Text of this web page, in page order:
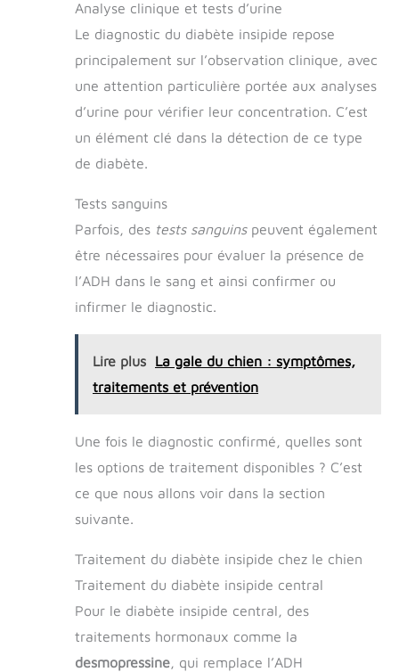
Analyse clinique et tests d’urine
Le diagnostic du diabète insipide repose
principalement sur l’observation clinique, avec
une attention particulière portée aux analyses
d’urine pour vérifier leur concentration. C’est
un élément clé dans la détection de ce type
de diabète.
Tests sanguins
Parfois, des tests sanguinspeuvent également
être nécessaires pour évaluer la présence de
l’ADH dans le sang et ainsi confirmer ou
infirmer le diagnostic.
Lire plus
La gale du chien : symptômes,
traitements et prévention
Une fois le diagnostic confirmé, quelles sont
les options de traitement disponibles ? C’est
ce que nous allons voir dans la section
suivante.
Traitement du diabète insipide chez le chien
Traitement du diabète insipide central
Pour le diabète insipide central, des
traitements hormonaux comme la
desmopressine, qui remplace l’ADH